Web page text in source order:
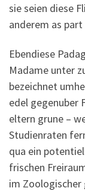
sie seien diese
anderem as
Ebendiese
Madame unter
bezeichnet
edel gegenuber
eltern grune –
Studienraten
qua ein
frischen
im